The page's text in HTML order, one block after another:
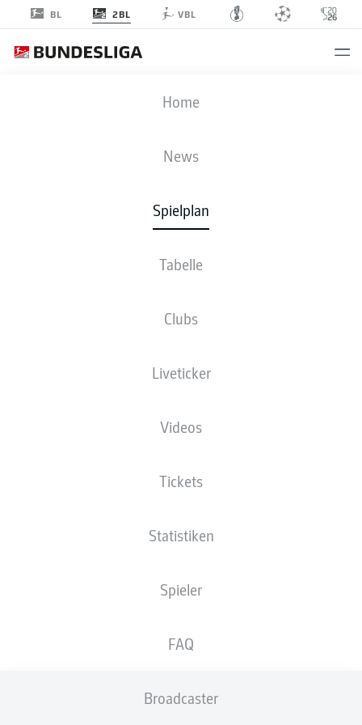
BL 2BL VBL
Home
News
Spielplan
Tabelle
Clubs
Liveticker
Videos
Tickets
Statistiken
Spieler
FAQ
Broadcaster
EBS
AUFSTELLUNGEN
0 0